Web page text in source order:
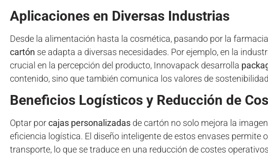
Aplicaciones en Diversas Industrias
Desde la alimentación hasta la cosmética, pasando por la farmacia
cartón se adapta a diversas necesidades. Por ejemplo, en la
crucial en la percepción del producto, Innovapack desarrolla
contenido, sino que también comunica los valores de
Beneficios Logísticos y Reducción de
Optar porcajas personalizadas de cartón no solo mejora la
eficiencia logística. El diseño inteligente de estos envases permite
transporte, lo que se traduce en una reducción de costes